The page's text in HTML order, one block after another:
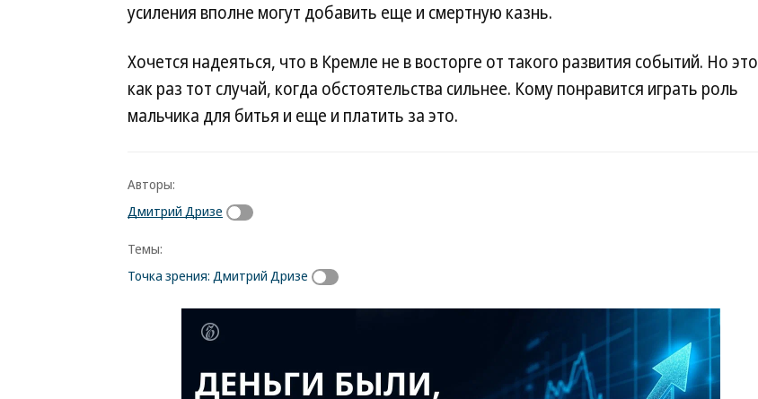
усиления вполне могут добавить еще и смертную казнь.
Хочется надеяться, что в Кремле не в восторге от такого развития событий. Но это
как раз тот случай, когда обстоятельства сильнее. Кому понравится играть роль
мальчика для битья и еще и платить за это.
Авторы:
Дмитрий Дризе
Темы:
Точка зрения: Дмитрий Дризе